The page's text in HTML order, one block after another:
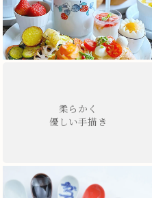
柔らかく
優しい手描き